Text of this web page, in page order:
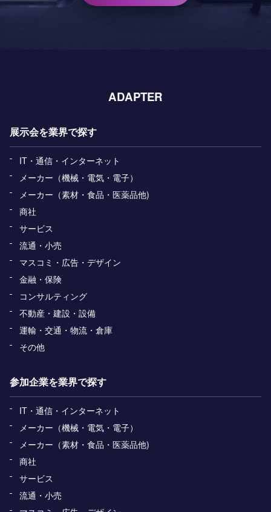
ADAPTER
展示会を業界で探す
IT・通信・インターネット
メーカー（機械・電気・電子）
メーカー（素材・食品・医薬品他)
商社
サービス
流通・小売
マスコミ・広告・デザイン
金融・保険
コンサルティング
不動産・建設・設備
運輸・交通・物流・倉庫
その他
参加企業を業界で探す
IT・通信・インターネット
メーカー（機械・電気・電子）
メーカー（素材・食品・医薬品他)
商社
サービス
流通・小売